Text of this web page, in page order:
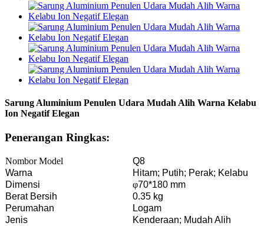
Sarung Aluminium Penulen Udara Mudah Alih Warna Kelabu
Ion Negatif Elegan
Penerangan Ringkas:
Nombor Model
Q8
Warna
Hitam; Putih; Perak; Kelabu
Dimensi
φ70*180 mm
Berat Bersih
0.35 kg
Perumahan
Logam
Jenis
Kenderaan; Mudah Alih